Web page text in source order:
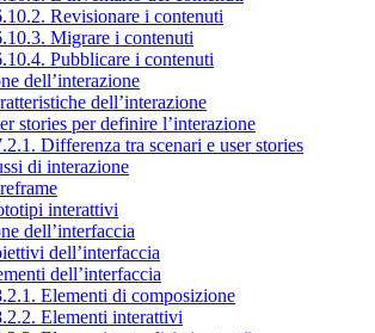
Revisionare i contenuti
Migrare i contenuti
Pubblicare i contenuti
dell’interazione
dell’interazione
stories per definire l’interazione
Differenza tra scenari e user stories
di interazione
interattivi
dell’interfaccia
dell’interfaccia
dell’interfaccia
Elementi di composizione
Elementi interattivi